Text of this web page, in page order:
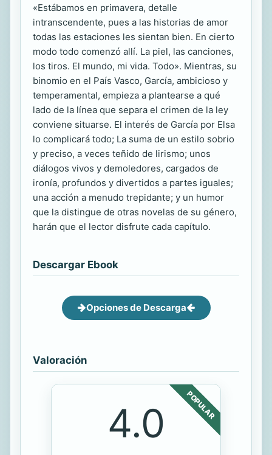
«Estábamos en primavera, detalle
intranscendente, pues a las historias de amor
todas las estaciones les sientan bien. En cierto
modo todo comenzó allí. La piel, las canciones,
los tiros. El mundo, mi vida. Todo». Mientras, su
binomio en el País Vasco, García, ambicioso y
temperamental, empieza a plantearse a qué
lado de la línea que separa el crimen de la ley
conviene situarse. El interés de García por Elsa
lo complicará todo; La suma de un estilo sobrio
y preciso, a veces teñido de lirismo; unos
diálogos vivos y demoledores, cargados de
ironía, profundos y divertidos a partes iguales;
una acción a menudo trepidante; y un humor
que la distingue de otras novelas de su género,
harán que el lector disfrute cada capítulo.
Descargar Ebook
Opciones de Descarga
Valoración
POPULAR
4.0